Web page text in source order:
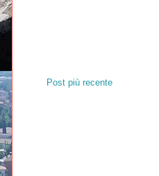
Post più recente